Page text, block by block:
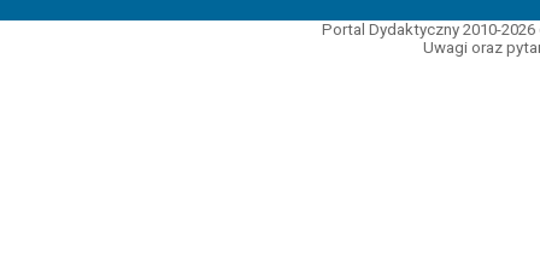
Portal Dydaktyczny 2010-
Uwagi oraz